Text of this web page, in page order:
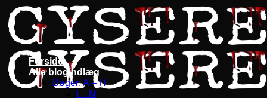
Fortsæt
til
indhold
Forside
Alle blogindlæg
Bøger: A – H
I – N